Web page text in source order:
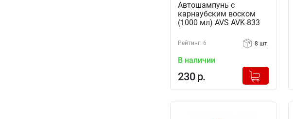
Автошампунь с
карнаубским воском
(1000 мл) AVS AVK-833
Рейтинг: 6 8 шт.
В наличии
230 р.
+
Добавлено в корзину